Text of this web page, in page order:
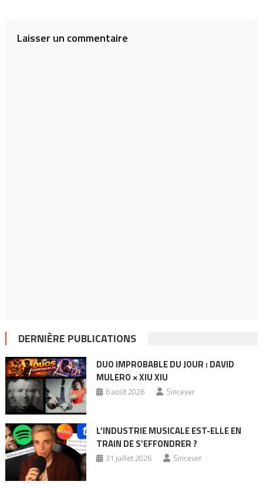
Laisser un commentaire
DERNIÈRE PUBLICATIONS
DUO IMPROBABLE DU JOUR : DAVID
MULERO × XIU XIU
6 août 2026 Sincever
L’INDUSTRIE MUSICALE EST-ELLE EN
TRAIN DE S’EFFONDRER ?
31 juillet 2026 Sincever